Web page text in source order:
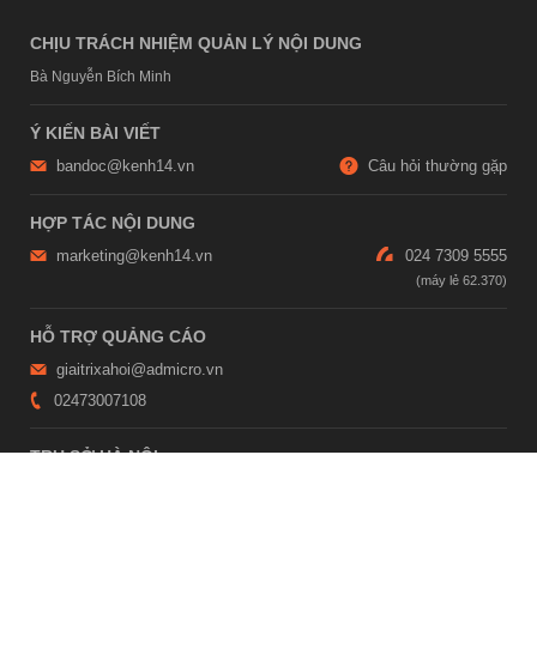
CHỊU TRÁCH NHIỆM QUẢN LÝ NỘI DUNG
Bà Nguyễn Bích Minh
Ý KIẾN BÀI VIẾT
bandoc@kenh14.vn Câu hỏi thường gặp
HỢP TÁC NỘI DUNG
marketing@kenh14.vn 024 7309 5555
HỖ TRỢ QUẢNG CÁO
giaitrixahoi@admicro.vn
02473007108
TRỤ SỞ HÀ NỘI